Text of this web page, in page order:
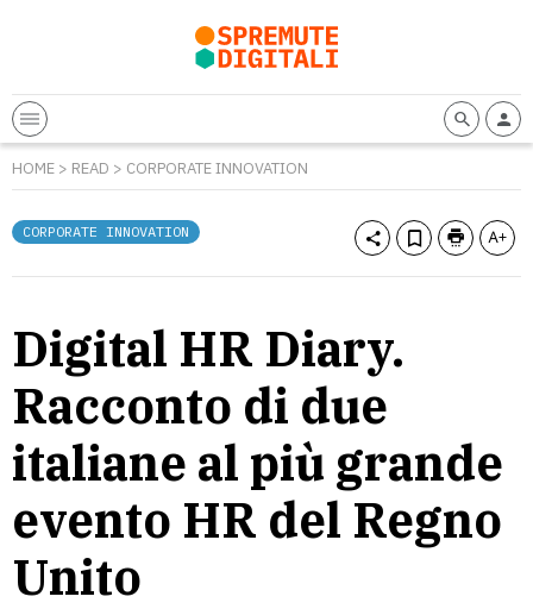
HOME > READ > CORPORATE INNOVATION
CORPORATE INNOVATION
Digital HR Diary.
Racconto di due
italiane al più grande
evento HR del Regno
Unito